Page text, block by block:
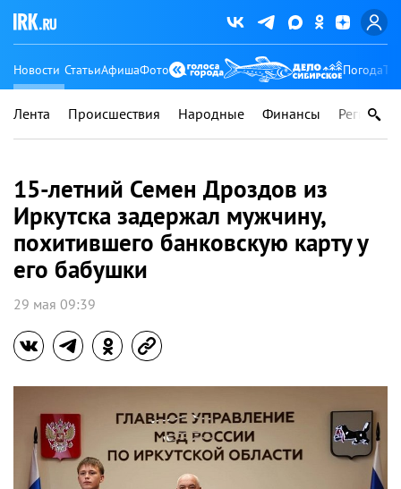
Новости СтатьиАфишаФото Погода
Лента Происшествия Народные Финансы Регионы
15-летний Семен Дроздов из
Иркутска задержал мужчину,
похитившего банковскую карту у
его бабушки
29 мая 09:39